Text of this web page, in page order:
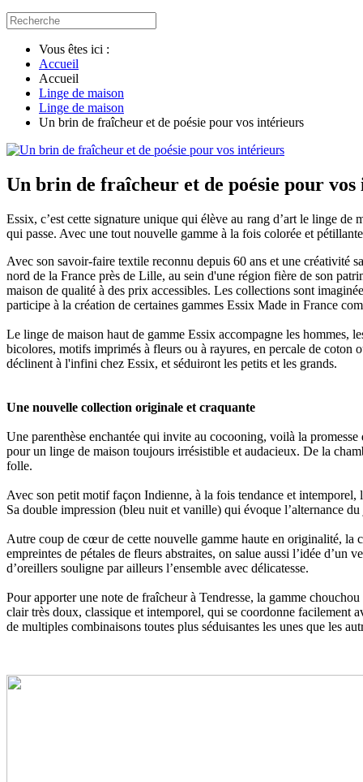
Vous êtes ici :
Accueil
Accueil
Linge de maison
Linge de maison
Un brin de fraîcheur et de poésie pour vos intérieurs
Un brin de fraîcheur et de poésie pour
Essix, c’est cette signature unique qui élève au rang d’art le linge
qui passe. Avec une tout nouvelle gamme à la fois colorée et
Avec son savoir-faire textile reconnu depuis 60 ans et une créativité
nord de la France près de Lille, au sein d'une région fière de son
maison de qualité à des prix accessibles. Les collections sont
participe à la création de certaines gammes Essix Made in France
Le linge de maison haut de gamme Essix accompagne les hommes,
bicolores, motifs imprimés à fleurs ou à rayures, en percale de coton
déclinent à l'infini chez Essix, et séduiront les petits et les grands.
Une nouvelle collection originale et craquante
Une parenthèse enchantée qui invite au cocooning, voilà la
pour un linge de maison toujours irrésistible et audacieux. De la
folle.
Avec son petit motif façon Indienne, à la fois tendance et
Sa double impression (bleu nuit et vanille) qui évoque l’alternance
Autre coup de cœur de cette nouvelle gamme haute en originalité, la
empreintes de pétales de fleurs abstraites, on salue aussi l’idée
d’oreillers souligne par ailleurs l’ensemble avec délicatesse.
Pour apporter une note de fraîcheur à Tendresse, la gamme
clair très doux, classique et intemporel, qui se coordonne facilement
de multiples combinaisons toutes plus séduisantes les unes que les